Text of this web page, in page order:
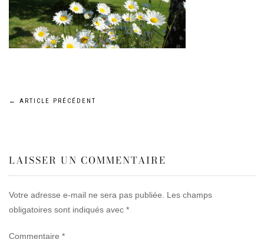
Navigation
l’article
← ARTICLE PRÉCÉDENT
LAISSER UN COMMENTAIRE
Votre adresse e-mail ne sera pas publiée.
Les champs
obligatoires sont indiqués avec *
Commentaire *